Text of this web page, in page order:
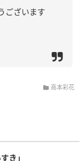
ございます
高本彩花
き」